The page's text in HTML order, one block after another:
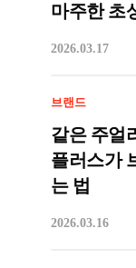
마주한 초
2026.03.17
브랜드
같은 주얼
플러스가
는 법
2026.03.16